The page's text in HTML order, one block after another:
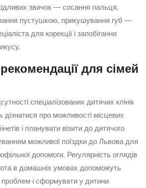
звичок — сосання пальця,
пустушкою, прикушування губ —
для корекції і запобігання
для сімей
спеціалізованих дитячих клінік
дізнатися про можливості місцевих
і планувати візити до дитячого
можливої поїздки до Львова для
допомоги. Регулярність оглядів
в домашніх умовах допоможуть
проблем і сформувати у дитини